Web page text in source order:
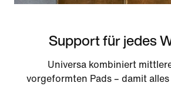
Support für jedes
Universa kombiniert
vorgeformten Pads – damit